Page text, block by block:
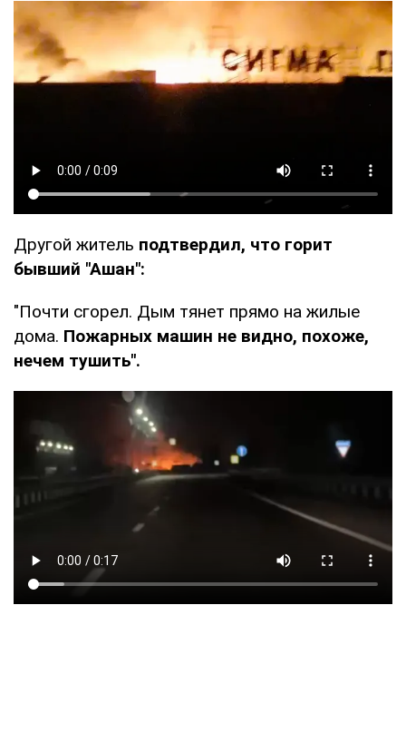
Другой житель подтвердил, что горит
бывший "Ашан":
"Почти сгорел. Дым тянет прямо на жилые
дома. Пожарных машин не видно, похоже,
нечем тушить".